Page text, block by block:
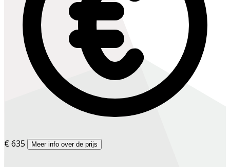
€ 635 Meer info over de prijs